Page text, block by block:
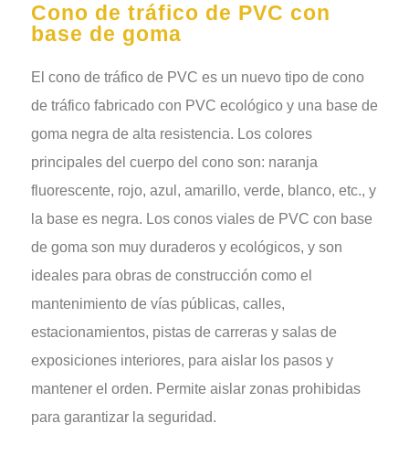
Cono de tráfico de PVC con
base de goma
El cono de tráfico de PVC es un nuevo tipo de cono
de tráfico fabricado con PVC ecológico y una base de
goma negra de alta resistencia. Los colores
principales del cuerpo del cono son: naranja
fluorescente, rojo, azul, amarillo, verde, blanco, etc., y
la base es negra. Los conos viales de PVC con base
de goma son muy duraderos y ecológicos, y son
ideales para obras de construcción como el
mantenimiento de vías públicas, calles,
estacionamientos, pistas de carreras y salas de
exposiciones interiores, para aislar los pasos y
mantener el orden. Permite aislar zonas prohibidas
para garantizar la seguridad.